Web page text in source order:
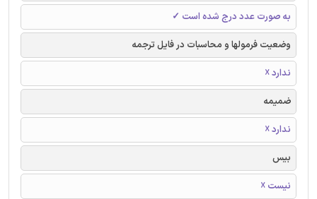
به صورت عدد درج شده است ✓
وضعیت فرمولها و محاسبات در فایل ترجمه
ندارد ☓
ضمیمه
ندارد ☓
بیس
نیست ☓